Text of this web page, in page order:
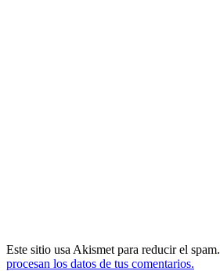
Este sitio usa Akismet para reducir el spam.
procesan los datos de tus comentarios.